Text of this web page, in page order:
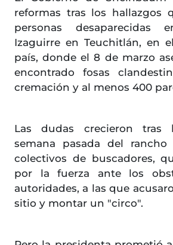
reformas tras los hallazgos
personas desaparecidas
Izaguirre en Teuchitlán, en
país, donde el 8 de marzo
encontrado fosas
cremación y al menos 400
Las dudas crecieron tras
semana pasada del
colectivos de buscadores,
por la fuerza ante los
autoridades, a las que
sitio y montar un "circo".